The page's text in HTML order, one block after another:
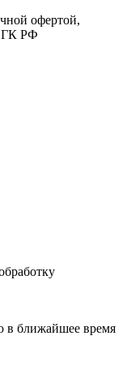
офертой,
ГК РФ
ближайшее время